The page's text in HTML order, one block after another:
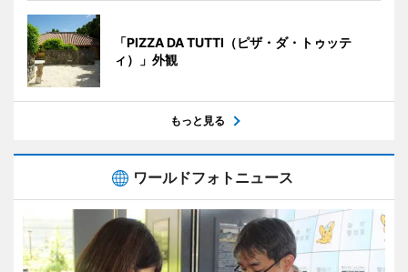
「PIZZA DA TUTTI（ピザ・ダ・トゥッテ
ィ）」外観
もっと見る
ワールドフォトニュース